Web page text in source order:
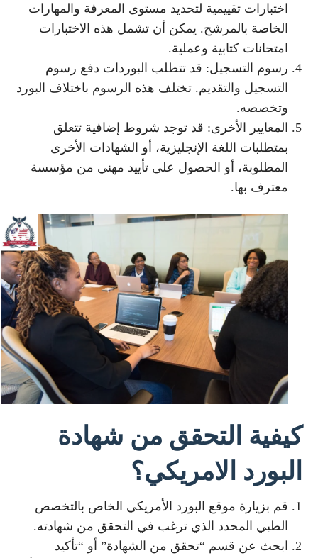
اختبارات تقييمية لتحديد مستوى المعرفة والمهارات
الخاصة بالمرشح. يمكن أن تشمل هذه الاختبارات
امتحانات كتابية وعملية.
رسوم التسجيل: قد تتطلب البوردات دفع رسوم
التسجيل والتقديم. تختلف هذه الرسوم باختلاف البورد
وتخصصه.
المعايير الأخرى: قد توجد شروط إضافية تتعلق
بمتطلبات اللغة الإنجليزية، أو الشهادات الأخرى
المطلوبة، أو الحصول على تأييد مهني من مؤسسة
معترف بها.
كيفية التحقق من شهادة
البورد الامريكي؟
قم بزيارة موقع البورد الأمريكي الخاص بالتخصص
الطبي المحدد الذي ترغب في التحقق من شهادته.
ابحث عن قسم “تحقق من الشهادة” أو “تأكيد